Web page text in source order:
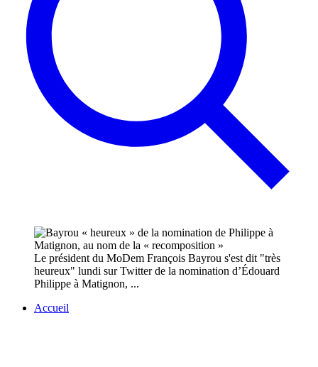
Le président du MoDem François Bayrou s'est dit "très
heureux" lundi sur Twitter de la nomination d’Édouard
Philippe à Matignon, ...
Accueil